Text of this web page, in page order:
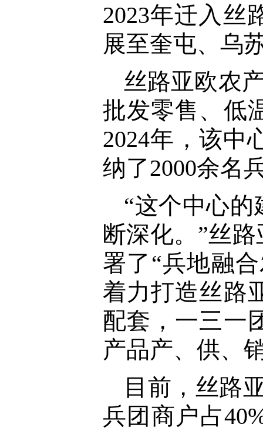
2023年迁入丝
展至奎屯、乌
丝路亚欧农
批发零售、低
2024年，该中
纳了2000余名
“这个中心
断深化。”丝
署了“兵地融
着力打造丝路
配套，一三一
产品产、供、
目前，丝路
兵团商户占